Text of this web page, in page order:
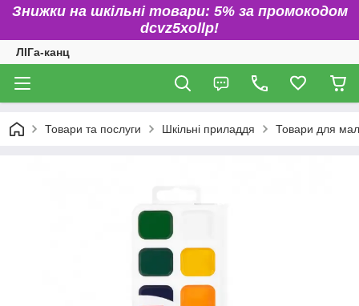
Знижки на шкільні товари: 5% за промокодом
dcvz5xollp!
ЛІГа-канц
Товари та послуги Шкільні приладдя Товари для